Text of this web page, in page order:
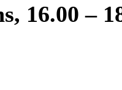
16.00 –